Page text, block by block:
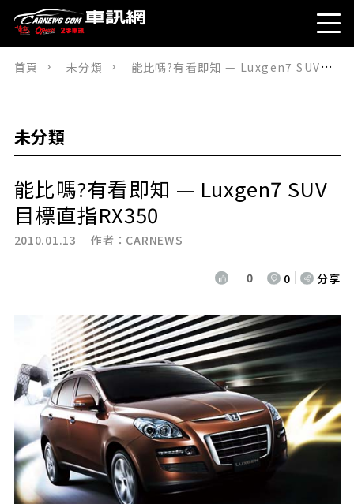
首頁 未分類 能比嗎?有看即知 — Luxgen7 SUV目標直指RX350
未分類
能比嗎?有看即知 — Luxgen7 SUV
目標直指RX350
2010.01.13 作者： CARNEWS
0 0 分享